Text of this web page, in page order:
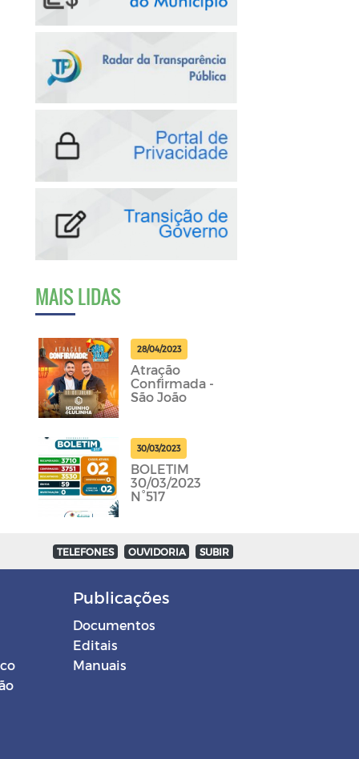
MAIS LIDAS
28/04/2023
Atração
Confirmada -
São João
30/03/2023
BOLETIM
30/03/2023
N°517
TELEFONES OUVIDORIA SUBIR
Publicações
Documentos
Editais
Manuais